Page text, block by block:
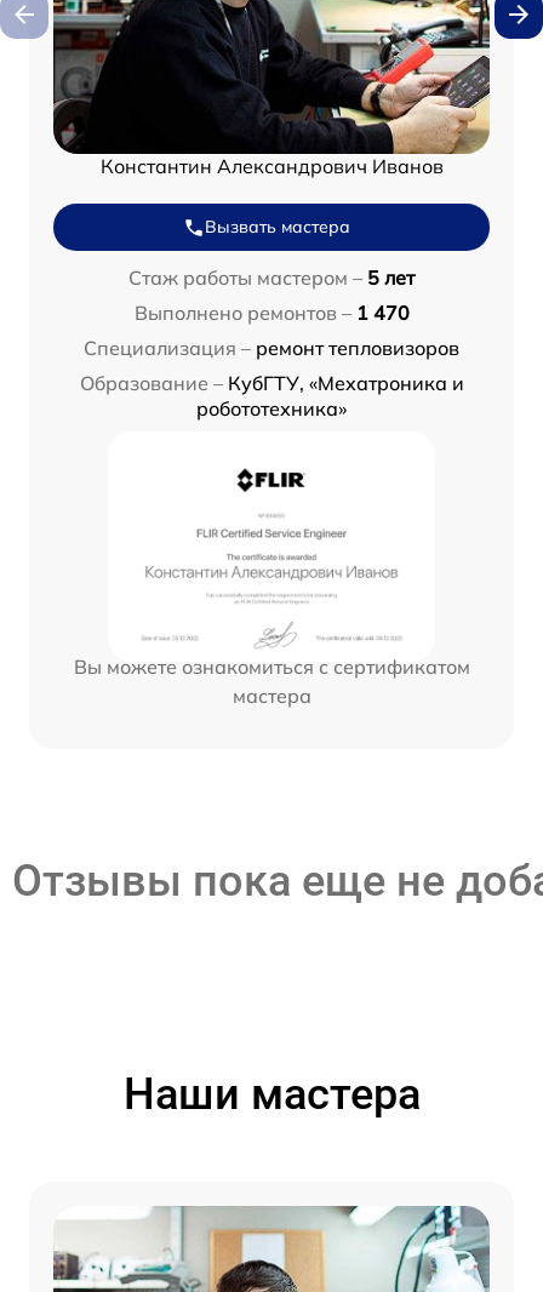
Константин Александрович Иванов
Вызвать мастера
Стаж работы мастером – 5 лет
Выполнено ремонтов – 1 470
Специализация – ремонт тепловизоров
Образование – КубГТУ, «Мехатроника и
робототехника»
Вы можете ознакомиться с сертификатом
мастера
Отзывы пока еще не
Наши мастера